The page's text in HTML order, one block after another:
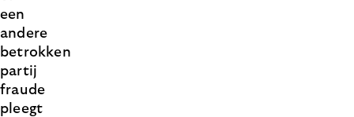
een
andere
betrokken
partij
fraude
pleegt